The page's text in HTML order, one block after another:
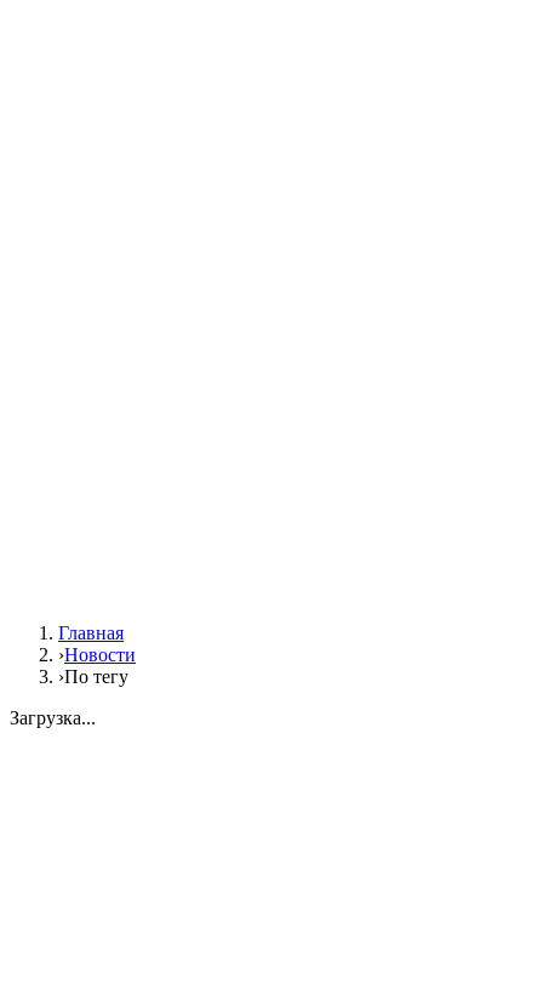
Главная
›Новости
›По тегу
Загрузка...